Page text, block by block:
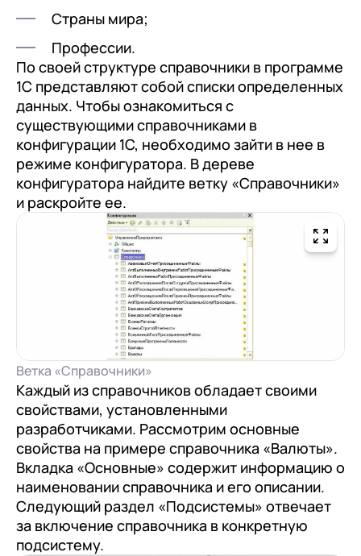
Страны мира;
Профессии.
По своей структуре справочники в программе
1С представляют собой списки определенных
данных. Чтобы ознакомиться с
существующими справочниками в
конфигурации 1С, необходимо зайти в нее в
режиме конфигуратора. В дереве
конфигуратора найдите ветку «Справочники»
и раскройте ее.
Ветка «Справочники»
Каждый из справочников обладает своими
свойствами, установленными
разработчиками. Рассмотрим основные
свойства на примере справочника «Валюты».
Вкладка «Основные» содержит информацию о
наименовании справочника и его описании.
Следующий раздел «Подсистемы» отвечает
за включение справочника в конкретную
подсистему.
Сервисы 1С
1С-ЭДО
1С:Контрагент
1С-Отчетность
1С:Фреш
Доки 1С